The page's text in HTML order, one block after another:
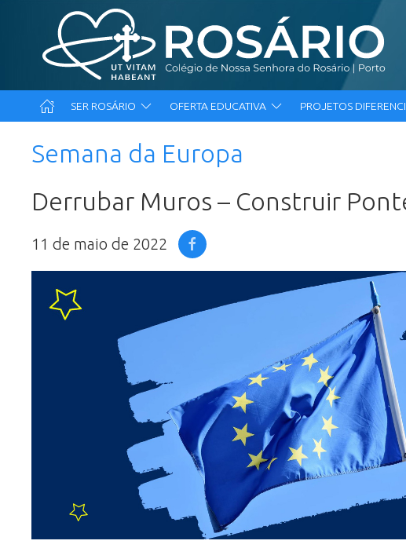
SER ROSÁRIO OFERTA EDUCATIVA PROJETOS
Semana da Europa
Derrubar Muros – Construir
11 de maio de 2022